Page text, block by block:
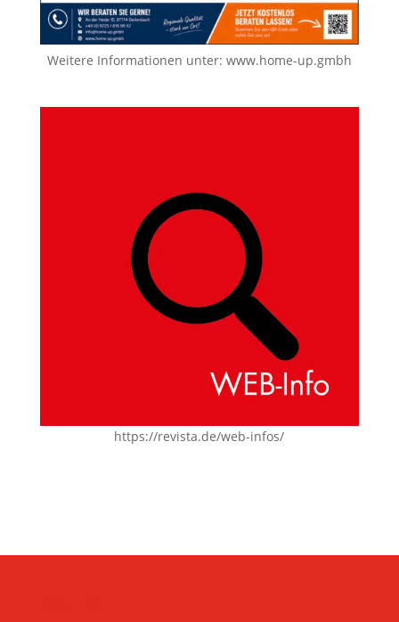
Weitere Informationen unter: www.home-up.gmbh
https://revista.de/web-infos/